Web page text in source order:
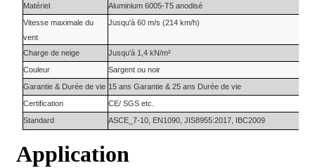
Matériel Aluminium 6005-T5 anodisé
Vitesse maximale du
vent
Jusqu'à 60 m/s (214 km/h)
Charge de neige
Jusqu'à 1,4 kN/m²
Couleur
Sargent ou noir
Garantie & Durée de vie 15 ans Garantie & 25 ans Durée de vie
Certification
CE/ SGS etc.
Standard
ASCE_7-10, EN1090, JIS8955:2017, IBC2009
Application